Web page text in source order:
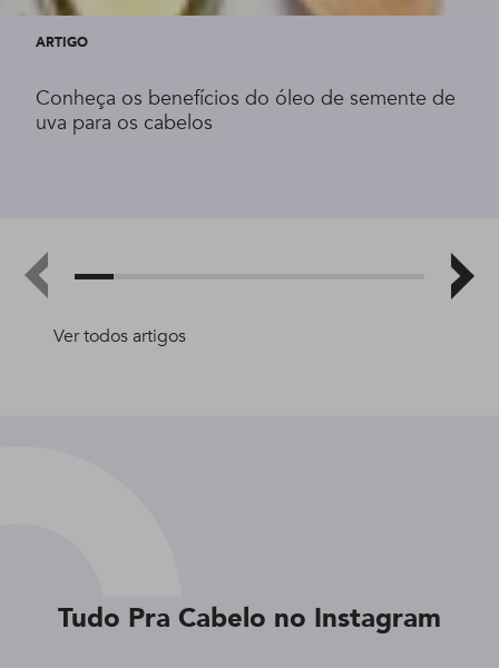
Ver todos artigos
ARTIGO
Conheça os benefícios do óleo de semente de
uva para os cabelos
Tudo Pra Cabelo no Instagram